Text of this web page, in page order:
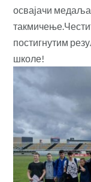
освајачи
постигнутим
школе!